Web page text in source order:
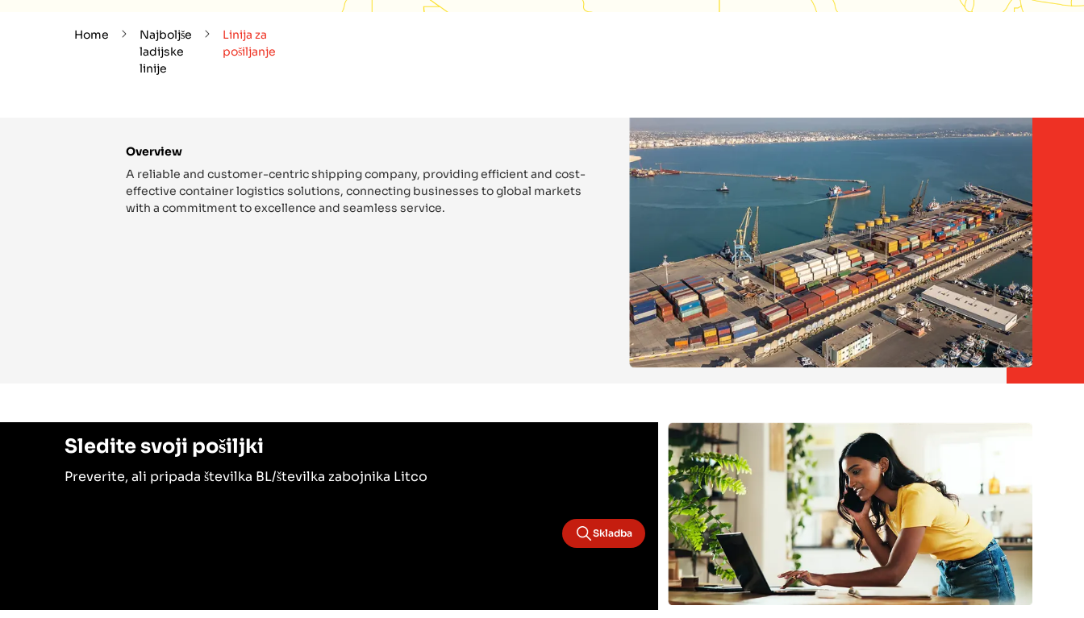
Home
Najboljše
ladijske
linije
Linija za
pošiljanje
Overview
A reliable and customer-centric shipping company, providing efficient and cost-
effective container logistics solutions, connecting businesses to global markets
with a commitment to excellence and seamless service.
Sledite svoji pošiljki
Preverite, ali pripada številka BL/številka zabojnika Litco
Skladba